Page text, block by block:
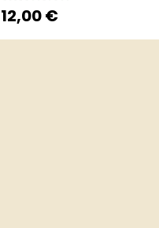
12,00€